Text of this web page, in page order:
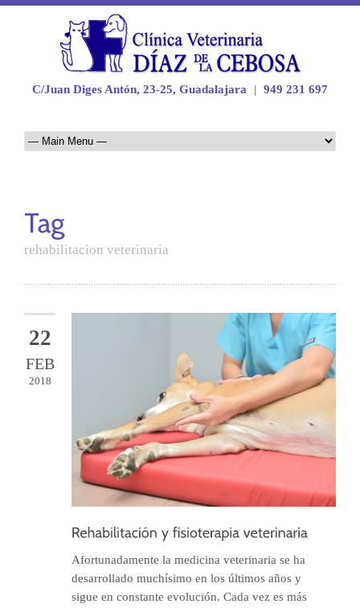
C/Juan Diges Antón, 23-25, Guadalajara | 949 231 697
rehabilitacion veterinaria
22
FEB
2018
Afortunadamente la medicina veterinaria se ha
desarrollado muchísimo en los últimos años y
sigue en constante evolución. Cada vez es más